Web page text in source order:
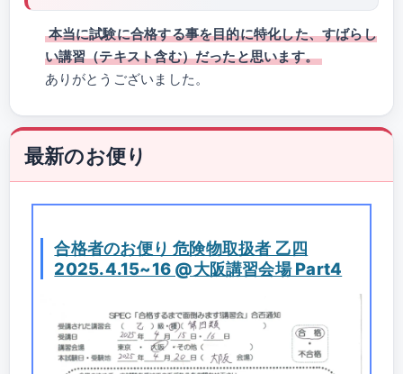
本当に試験に合格する事を目的に特化した、すばらし
い講習（テキスト含む）だったと思います。
ありがとうございました。
最新のお便り
合格者のお便り 危険物取扱者 乙四
2025.4.15~16 @大阪講習会場 Part4